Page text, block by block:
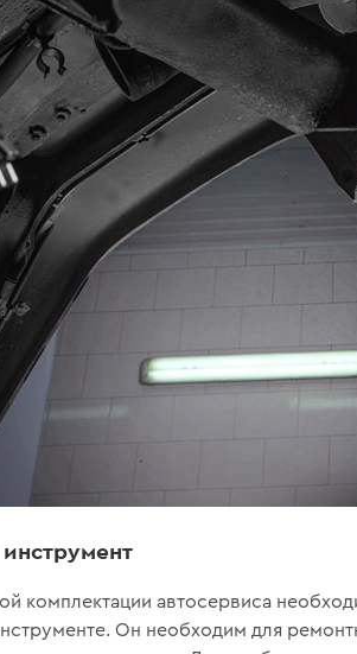
комплектации автосервиса
Он необходим для